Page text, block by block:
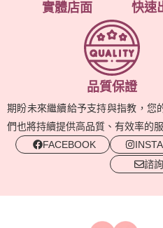
實體店面 快速
品質保證
期盼未來繼續給予支持與指教，您
們也將持續提供高品質、有效率的服
FACEBOOK
諮